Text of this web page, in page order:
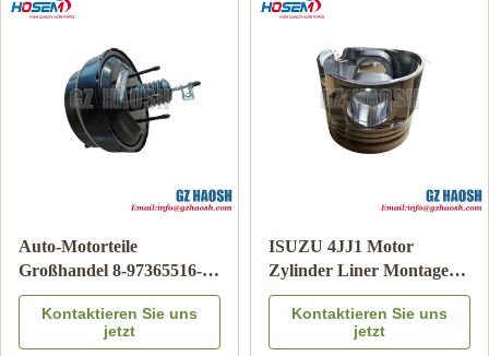
Auto-Motorteile
Großhandel 8-97365516-
DC Bremskraftverstärker
für Isuzu DMAX 03-06
Kontaktieren Sie uns
jetzt
ISUZU 4JJ1 Motor
Zylinder Liner Montage
OEM Ersatz 3 Monate
Garantie
Kontaktieren Sie uns
jetzt